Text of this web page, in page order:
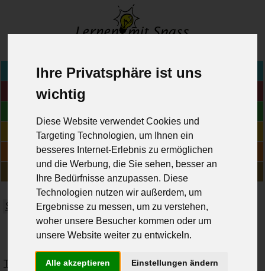
Ihre Privatsphäre ist uns
wichtig
Diese Website verwendet Cookies und
Targeting Technologien, um Ihnen ein
besseres Internet-Erlebnis zu ermöglichen
und die Werbung, die Sie sehen, besser an
Ihre Bedürfnisse anzupassen. Diese
Technologien nutzen wir außerdem, um
Ergebnisse zu messen, um zu verstehen,
woher unsere Besucher kommen oder um
unsere Website weiter zu entwickeln.
Alle akzeptieren Einstellungen ändern
Home
Online-Übungen
Geschichten
Schülerforum Prüfungsforum Wiki (Lerntipps)
Schülerforum
Themen-übersicht|Suche